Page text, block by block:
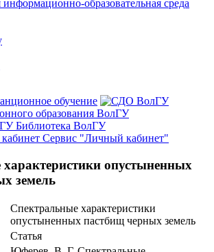
образовательная среда
обучение
образования ВолГУ
Библиотека ВолГУ
Сервис "Личный кабинет"
опустыненных
земель
Спектральные характеристики
опустыненных пастбищ черных земель
Статья